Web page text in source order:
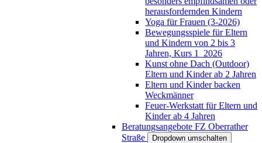
herausfordernden Kindern
Yoga für Frauen (3-2026)
Bewegungsspiele für Eltern
und Kindern von 2 bis 3
Jahren, Kurs 1_2026
Kunst ohne Dach (Outdoor)
Eltern und Kinder ab 2 Jahren
Eltern und Kinder backen
Weckmänner
Feuer-Werkstatt für Eltern und
Kinder ab 4 Jahren
Beratungsangebote FZ Oberrather
Straße
Dropdown umschalten